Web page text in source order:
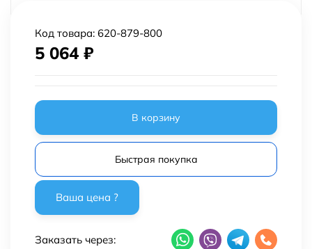
Код товара: 620-879-800
5 064 ₽
В корзину
Быстрая покупка
Заказать через: